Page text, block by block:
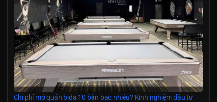
Chi phí mở quán bida 10 bàn bao nhiêu? Kinh nghiệm đầu tư